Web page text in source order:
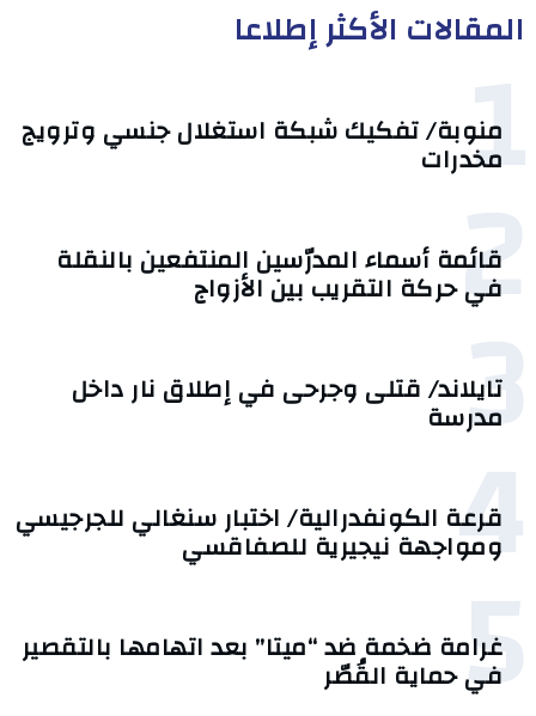
المقالات الأكثر إطلاعا
1
منوبة/ تفكيك شبكة استغلال جنسي وترويج
مخدرات
2
قائمة أسماء المدرّسين المنتفعين بالنقلة
في حركة التقريب بين الأزواج
3
تايلاند/ قتلى وجرحى في إطلاق نار داخل
مدرسة
4
قرعة الكونفدرالية/ اختبار سنغالي للجرجيسي
ومواجهة نيجيرية للصفاقسي
5
غرامة ضخمة ضد “ميتا” بعد اتهامها بالتقصير
في حماية القُصّر